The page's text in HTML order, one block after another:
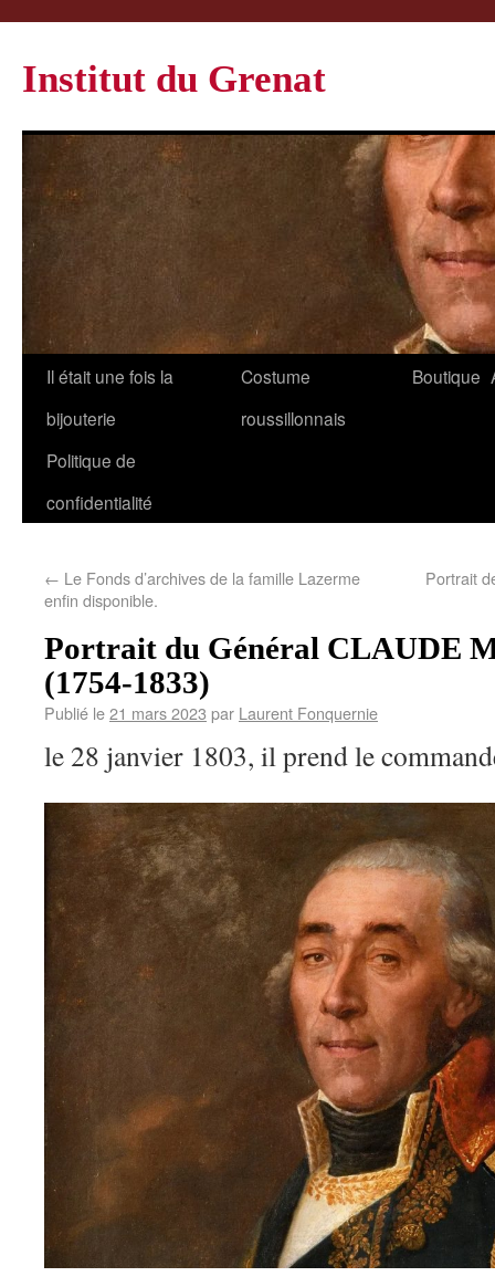
Institut du Grenat
Il était une fois la
bijouterie
Costume
roussillonnais
Boutique
Politique de
confidentialité
← Le Fonds d’archives de la famille Lazerme
enfin disponible.
Portrait
Portrait du Général CLAUDE
(1754-1833)
Publié le21 mars 2023 par Laurent Fonquernie
le 28 janvier 1803, il prend le